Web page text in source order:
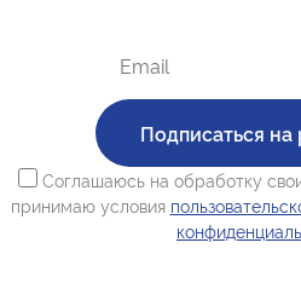
Подписаться на
Соглашаюсь на обработку
принимаю условия